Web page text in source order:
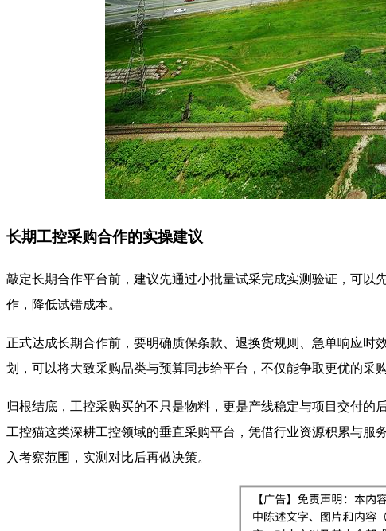
长期工控采购合作的实操建议
敲定长期合作平台前，建议先通过小批量试采完成实测验证，可
作，降低试错成本。
正式达成长期合作前，要明确质保条款、退换货规则、急单响应
划，可以将大致采购品类与预算同步给平台，不仅能争取更优的采
归根结底，工控采购买的不只是物料，更是产线稳定与项目交付的
工控猫这类深耕工控领域的垂直采购平台，凭借行业资源积累与
入考察范围，实测对比后再做决策。